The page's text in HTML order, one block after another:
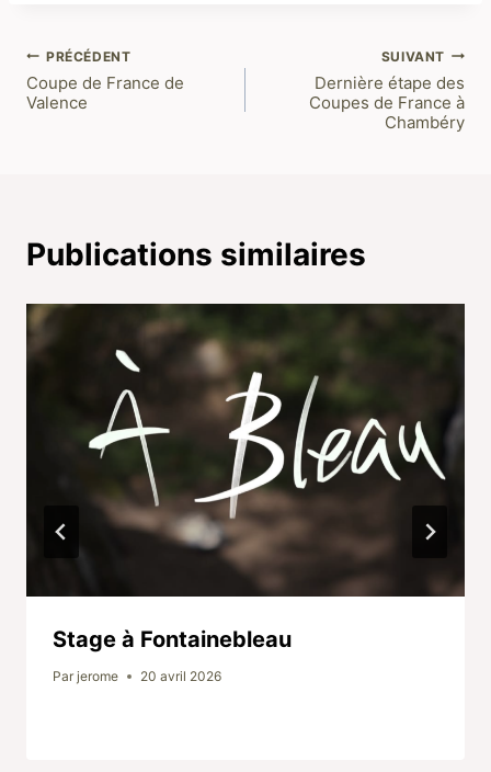
Navigation
de
PRÉCÉDENT
Coupe de France de
Valence
SUIVANT
Dernière étape des
Coupes de France à
Chambéry
Publications similaires
Stage à Fontainebleau
Par jerome 20 avril 2026